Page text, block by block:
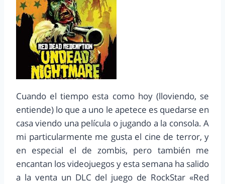
Cuando el tiempo esta como hoy (lloviendo, se
entiende) lo que a uno le apetece es quedarse en
casa viendo una película o jugando a la consola. A
mi particularmente me gusta el cine de terror, y
en especial el de zombis, pero también me
encantan los videojuegos y esta semana ha salido
a la venta un DLC del juego de RockStar «Red